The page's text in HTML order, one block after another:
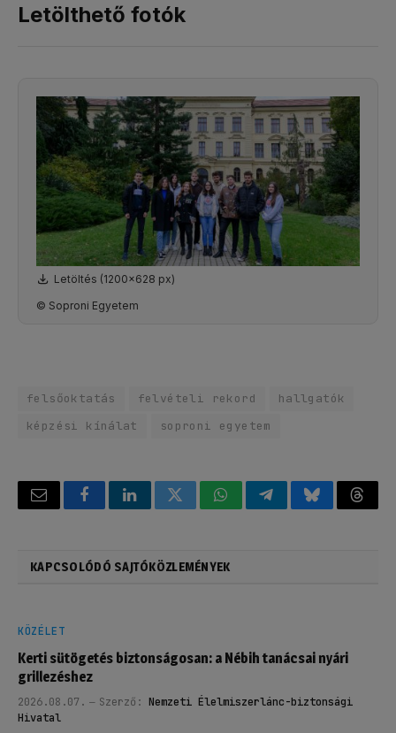
Letölthető fotók
Letöltés (1200x628 px)
© Soproni Egyetem
felsőoktatás felvételi rekord
hallgatók
képzési kínálat
soproni egyetem
Email FacebookLinkedInTwitterWhatsAppTelegramBluesky
KAPCSOLÓDÓ SAJTÓKÖZLEMÉNYEK
KÖZÉLET
Kerti sütögetés biztonságosan: a Nébih tanácsai nyári
grillezéshez
2026.08.07. Szerző: Nemzeti Élelmiszerlánc-biztonsági
Hivatal